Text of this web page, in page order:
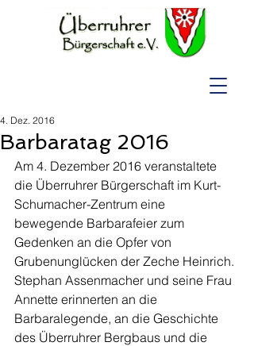
Barbaratag 2016
4. Dez. 2016
Am 4. Dezember 2016 veranstaltete
die Überruhrer Bürgerschaft im Kurt-
Schumacher-Zentrum eine
bewegende Barbarafeier zum
Gedenken an die Opfer von
Grubenunglücken der Zeche Heinrich.
Stephan Assenmacher und seine Frau
Annette erinnerten an die
Barbaralegende, an die Geschichte
des Überruhrer Bergbaus und die